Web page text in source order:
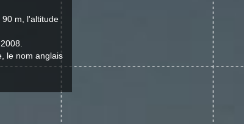
m, l'altitude
le nom anglais